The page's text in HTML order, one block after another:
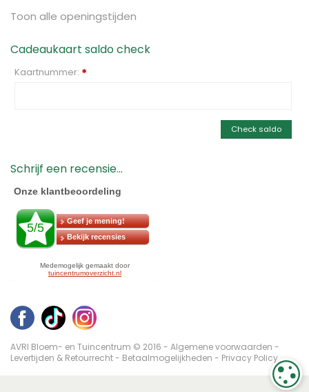
Toon alle openingstijden
Cadeaukaart saldo check
Kaartnummer: *
Check saldo
Schrijf een recensie...
AVRI Bloem- en Tuincentrum © 2016 - Algemene voorwaarden -
Levertijden & Retourrecht- Betaalmogelijkheden - Privacy Policy